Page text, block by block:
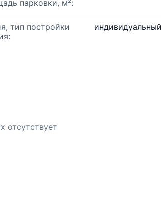
парковки, м²:
тип постройки
отсутствует